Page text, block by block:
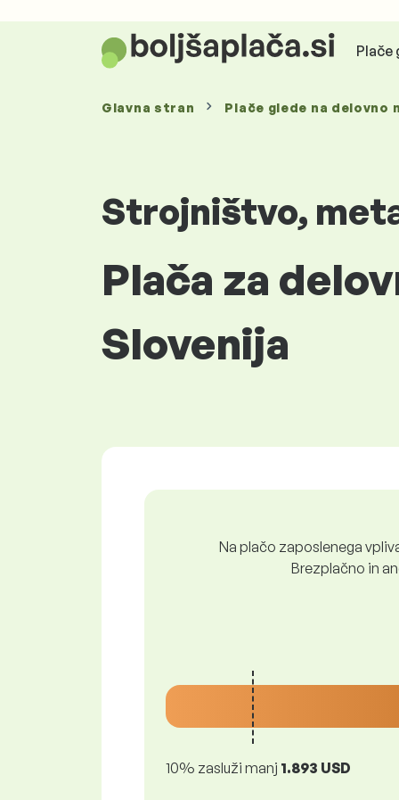
Plače
Glavna stran Plače glede na delovno
Strojništvo,
Plača za
Slovenija
Na plačo zaposlenega
Brezplačno in
10% zasluži manj 1.893 USD